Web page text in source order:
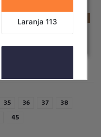
35 36 37
38
45